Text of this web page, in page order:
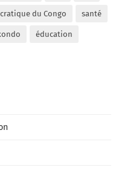
du Congo santé
éducation